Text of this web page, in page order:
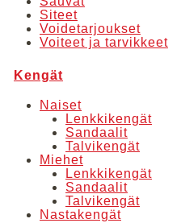
Siteet
Voidetarjoukset
Voiteet ja tarvikkeet
Kengät
Naiset
Lenkkikengät
Sandaalit
Talvikengät
Miehet
Lenkkikengät
Sandaalit
Talvikengät
Nastakengät